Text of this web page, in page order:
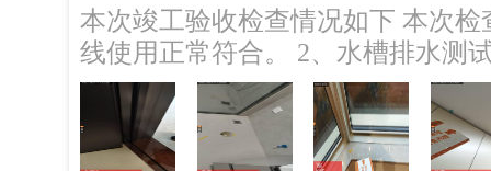
本次竣工验收检查情况如下 本次
线使用正常符合。 2、水槽排水测
本次发现问题，整改建议以及问题 1、室内插座面板多处安装不平。 ；整改建
议：需要调整安装处理。 2、客厅灯带有些闪光问题。 ；整改建议：需要排查
接线安装问题再考虑灯具调整更改。 3、地板安装踢脚线离地面局部有些